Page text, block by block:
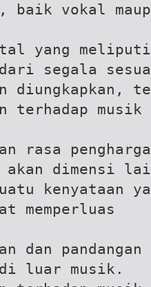
baik vokal
yang
segala
diungkapkan,
terhadap musik
rasa
akan dimensi
kenyataan
memperluas
dan
luar musik.